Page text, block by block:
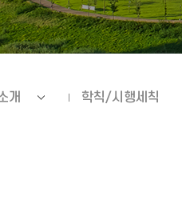
개 학칙/시행세칙